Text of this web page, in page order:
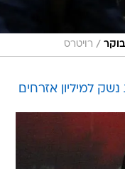
/ רויטרס
למיליון אזרחים